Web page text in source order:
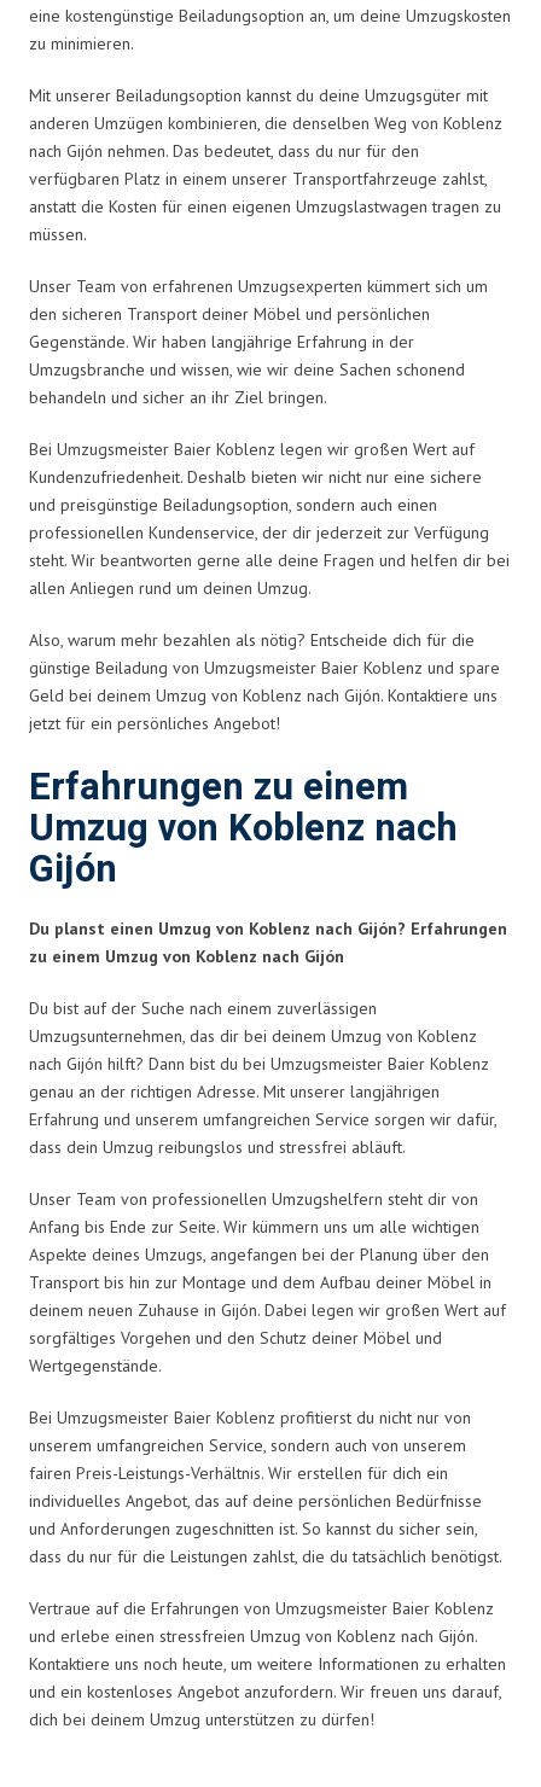
eine kostengünstige Beiladungsoption an, um deine Umzugskosten
zu minimieren.
Mit unserer Beiladungsoption kannst du deine Umzugsgüter mit
anderen Umzügen kombinieren, die denselben Weg von Koblenz
nach Gijón nehmen. Das bedeutet, dass du nur für den
verfügbaren Platz in einem unserer Transportfahrzeuge zahlst,
anstatt die Kosten für einen eigenen Umzugslastwagen tragen zu
müssen.
Unser Team von erfahrenen Umzugsexperten kümmert sich um
den sicheren Transport deiner Möbel und persönlichen
Gegenstände. Wir haben langjährige Erfahrung in der
Umzugsbranche und wissen, wie wir deine Sachen schonend
behandeln und sicher an ihr Ziel bringen.
Bei Umzugsmeister Baier Koblenz legen wir großen Wert auf
Kundenzufriedenheit. Deshalb bieten wir nicht nur eine sichere
und preisgünstige Beiladungsoption, sondern auch einen
professionellen Kundenservice, der dir jederzeit zur Verfügung
steht. Wir beantworten gerne alle deine Fragen und helfen dir bei
allen Anliegen rund um deinen Umzug.
Also, warum mehr bezahlen als nötig? Entscheide dich für die
günstige Beiladung von Umzugsmeister Baier Koblenz und spare
Geld bei deinem Umzug von Koblenz nach Gijón. Kontaktiere uns
jetzt für ein persönliches Angebot!
Erfahrungen zu einem
Umzug von Koblenz nach
Gijón
Du planst einen Umzug von Koblenz nach Gijón? Erfahrungen
zu einem Umzug von Koblenz nach Gijón
Du bist auf der Suche nach einem zuverlässigen
Umzugsunternehmen, das dir bei deinem Umzug von Koblenz
nach Gijón hilft? Dann bist du bei Umzugsmeister Baier Koblenz
genau an der richtigen Adresse. Mit unserer langjährigen
Erfahrung und unserem umfangreichen Service sorgen wir dafür,
dass dein Umzug reibungslos und stressfrei abläuft.
Unser Team von professionellen Umzugshelfern steht dir von
Anfang bis Ende zur Seite. Wir kümmern uns um alle wichtigen
Aspekte deines Umzugs, angefangen bei der Planung über den
Transport bis hin zur Montage und dem Aufbau deiner Möbel in
deinem neuen Zuhause in Gijón. Dabei legen wir großen Wert auf
sorgfältiges Vorgehen und den Schutz deiner Möbel und
Wertgegenstände.
Bei Umzugsmeister Baier Koblenz profitierst du nicht nur von
unserem umfangreichen Service, sondern auch von unserem
fairen Preis-Leistungs-Verhältnis. Wir erstellen für dich ein
individuelles Angebot, das auf deine persönlichen Bedürfnisse
und Anforderungen zugeschnitten ist. So kannst du sicher sein,
dass du nur für die Leistungen zahlst, die du tatsächlich benötigst.
Vertraue auf die Erfahrungen von Umzugsmeister Baier Koblenz
und erlebe einen stressfreien Umzug von Koblenz nach Gijón.
Kontaktiere uns noch heute, um weitere Informationen zu erhalten
und ein kostenloses Angebot anzufordern. Wir freuen uns darauf,
dich bei deinem Umzug unterstützen zu dürfen!